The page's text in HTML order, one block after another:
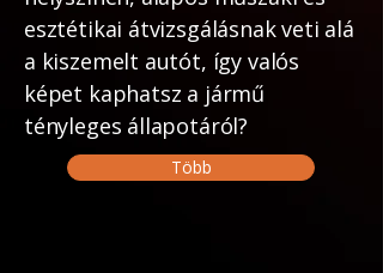
esztétikai átvizsgálásnak veti alá
a kiszemelt autót, így valós
képet kaphatsz a jármű
tényleges állapotáról?
Több